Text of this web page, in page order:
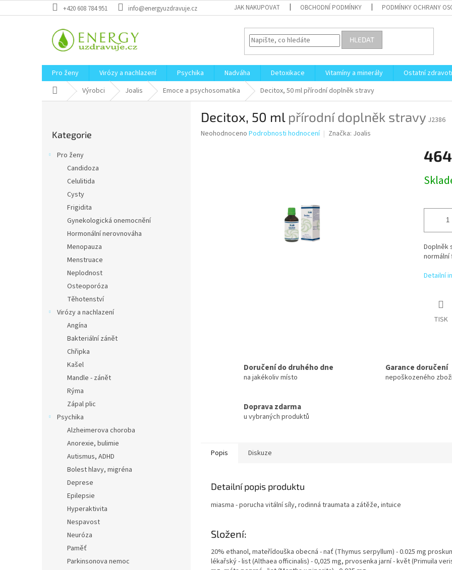
na
+420 608 784 951 info@energyuzdravuje.cz JAK NAKUPOVAT OBCHODNÍ PODMÍNKY PODMÍNKY OCHRANY
HLEDAT
Pro ženy Virózy a nachlazení Psychika Nadváha Detoxikace Vitamíny a minerály Ostatní
Domů Výrobci Joalis Emoce a psychosomatika Decitox, 50 mlpřírodní doplněk stravy
kategorie
Kategorie
Pro ženy
Candidoza
Celulitida
Cysty
Frigidita
Gynekologická onemocnění
Hormonální nerovnováha
Menopauza
Menstruace
Neplodnost
Osteoporóza
Těhotenství
Virózy a nachlazení
Angína
Bakteriální zánět
Chřipka
Kašel
Mandle - zánět
Rýma
Zápal plic
Psychika
Alzheimerova choroba
Anorexie, bulimie
Autismus, ADHD
Bolest hlavy, migréna
Deprese
Epilepsie
Hyperaktivita
Nespavost
Neuróza
Paměť
Parkinsonova nemoc
Decitox, 50 ml přírodní doplněk stravy J2386
Průměrné
Neohodnoceno Podrobnosti hodnocení Značka: Joalis
cena:
Doplněk
normální
Detailní
TISK
Doručení do druhého dne
na jakékoliv místo
Garance doručení
nepoškozeného
Doprava zdarma
u vybraných produktů
Popis Diskuze
Detailní popis produktu
miasma - porucha vitální síly, rodinná traumata a zátěže, intuice
Složení:
20% ethanol, mateřídouška obecná - nať (Thymus serpyllum) - 0.025 mg
lékařský - list (Althaea officinalis) - 0,025 mg, prvosenka jarní - květ (Primuila